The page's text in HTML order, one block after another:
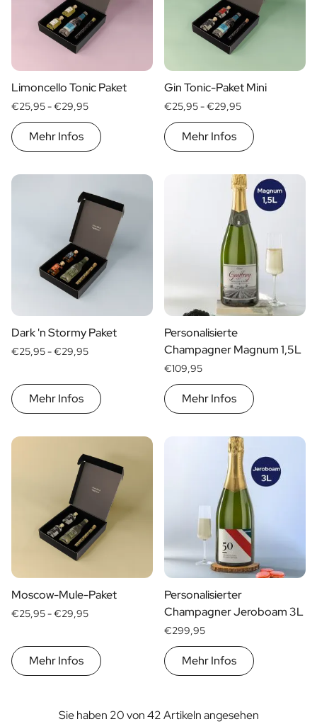
Limoncello Tonic Paket
€25,95 -€29,95
Mehr Infos
Gin Tonic-Paket Mini
€25,95 -€29,95
Mehr Infos
Dark 'n Stormy Paket
€25,95 -€29,95
Mehr Infos
Personalisierte
Champagner Magnum 1,5L
€109,95
Mehr Infos
Moscow-Mule-Paket
€25,95 -€29,95
Mehr Infos
Personalisierter
Champagner Jeroboam 3L
€299,95
Mehr Infos
Sie haben 20 von 42 Artikeln angesehen